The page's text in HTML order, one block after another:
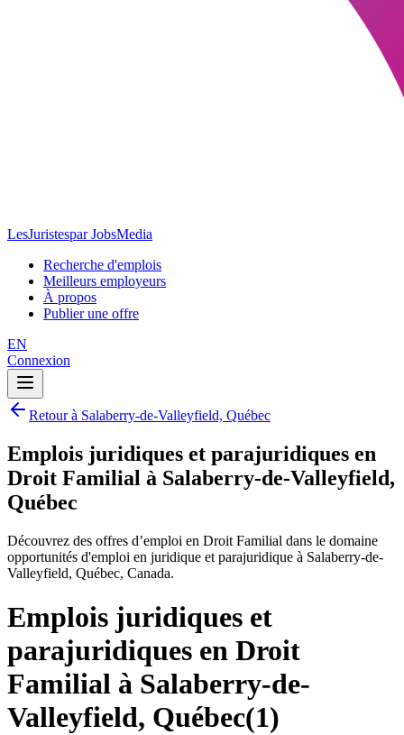
LesJuristespar JobsMedia
Recherche d'emplois
Meilleurs employeurs
À propos
Publier une offre
EN
Connexion
Retour à Salaberry-de-Valleyfield, Québec
Emplois juridiques et parajuridiques en
Droit Familial à Salaberry-de-Valleyfield,
Québec
Découvrez des offres d’emploi en Droit Familial dans le domaine
opportunités d'emploi en juridique et parajuridique à Salaberry-de-
Valleyfield, Québec, Canada.
Emplois juridiques et
parajuridiques en Droit
Familial à Salaberry-de-
Valleyfield, Québec(1)